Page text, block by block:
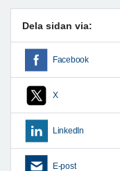
Dela sidan via:
Facebook
X
LinkedIn
E-post